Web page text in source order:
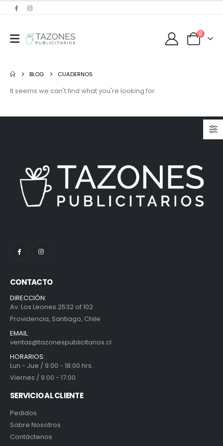
0
BLOG CUADERNOS
It seems we can't find what you're looking for.
CONTACTO
DIRECCIÓN:
Av. Los Leones 2532 of 102
Providencia, Santiago, Chile
EMAIL:
ventas@tazonespublicitarios.cl
HORARIOS:
Lun - Jue / 9:00 - 18:00 hrs.
Viernes / 9:00 - 17:00
SERVICIO AL CLIENTE
Pedidos
Sobre Nosotros
Contáctenos